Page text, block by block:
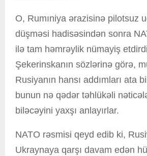
O, Rumıniya ərazisinə pilotsuz
düşməsi hadisəsindən sonra
ilə tam həmrəylik nümayiş
Şekerinskanın sözlərinə görə,
Rusiyanın hansı addımları ata
bunun nə qədər təhlükəli
biləcəyini yaxşı anlayırlar.
NATO rəsmisi qeyd edib ki,
Ukraynaya qarşı davam edən